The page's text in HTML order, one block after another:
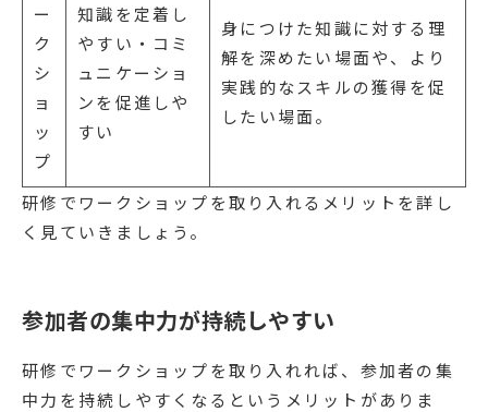
ー
ク
シ
ョ
ッ
プ
知識を定着し
やすい・コミ
ュニケーショ
ンを促進しや
すい
身につけた知識に対する理
解を深めたい場面や、より
実践的なスキルの獲得を促
したい場面。
研修でワークショップを取り入れるメリットを詳し
く見ていきましょう。
参加者の集中力が持続しやすい
研修でワークショップを取り入れれば、参加者の集
中力を持続しやすくなるというメリットがありま